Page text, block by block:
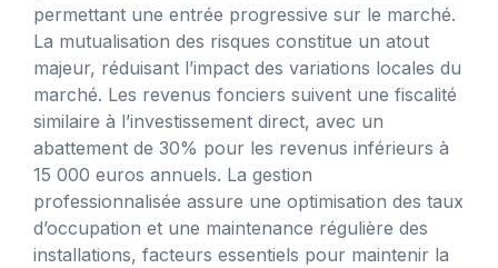
permettant une entrée progressive sur le marché.
La mutualisation des risques constitue un atout
majeur, réduisant l’impact des variations locales du
marché. Les revenus fonciers suivent une fiscalité
similaire à l’investissement direct, avec un
abattement de 30% pour les revenus inférieurs à
15 000 euros annuels. La gestion
professionnalisée assure une optimisation des taux
d’occupation et une maintenance régulière des
installations, facteurs essentiels pour maintenir la